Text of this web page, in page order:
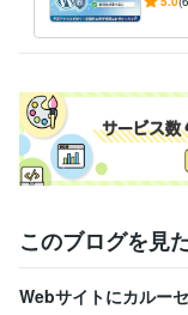
このブログを見
Webサイトにカルー